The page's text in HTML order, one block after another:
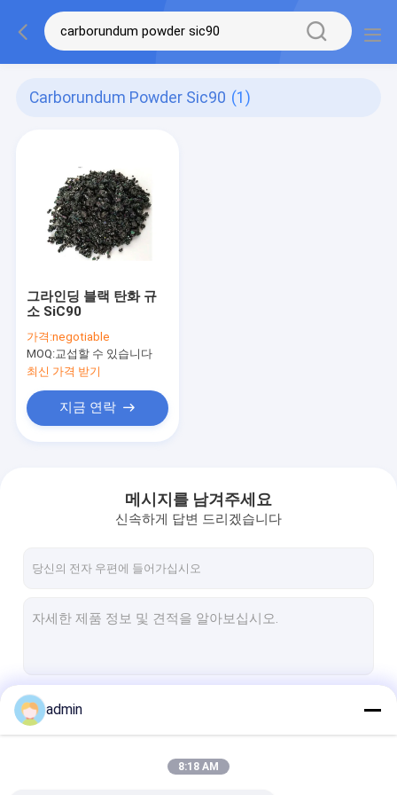
Carborundum Powder Sic90 (1)
그라인딩 블랙 탄화 규
소 SiC90
가격:negotiable
MOQ:교섭할 수 있습니다
최신 가격 받기
지금 연락
메시지를 남겨주세요
신속하게 답변 드리겠습니다
admin
8:18 AM